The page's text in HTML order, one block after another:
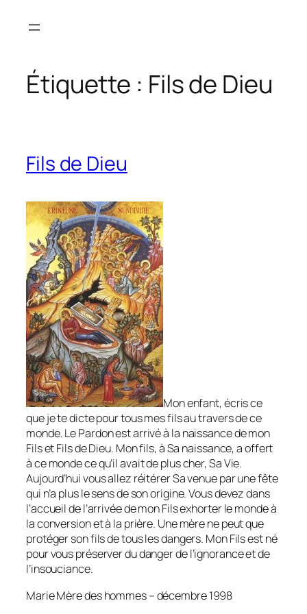
Étiquette : Fils de Dieu
Fils de Dieu
Mon enfant, écris ce
que je te dicte pour tous mes fils au travers de ce
monde. Le Pardon est arrivé à la naissance de mon
Fils et Fils de Dieu. Mon fils, à Sa naissance, a offert
à ce monde ce qu’il avait de plus cher, Sa Vie.
Aujourd’hui vous allez réitérer Sa venue par une fête
qui n’a plus le sens de son origine. Vous devez dans
l’accueil de l’arrivée de mon Fils exhorter le monde à
la conversion et à la prière. Une mère ne peut que
protéger son fils de tous les dangers. Mon Fils est né
pour vous préserver du danger de l’ignorance et de
l’insouciance.
Marie Mère des hommes – décembre 1998